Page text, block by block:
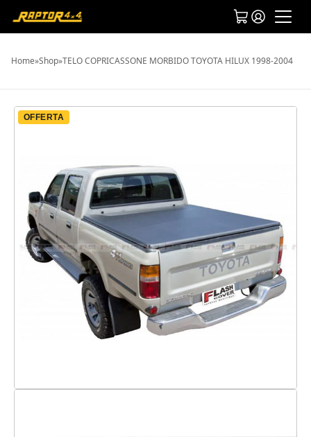
Home»Shop»TELO COPRICASSONE MORBIDO TOYOTA HILUX 1998-2004
OFFERTA